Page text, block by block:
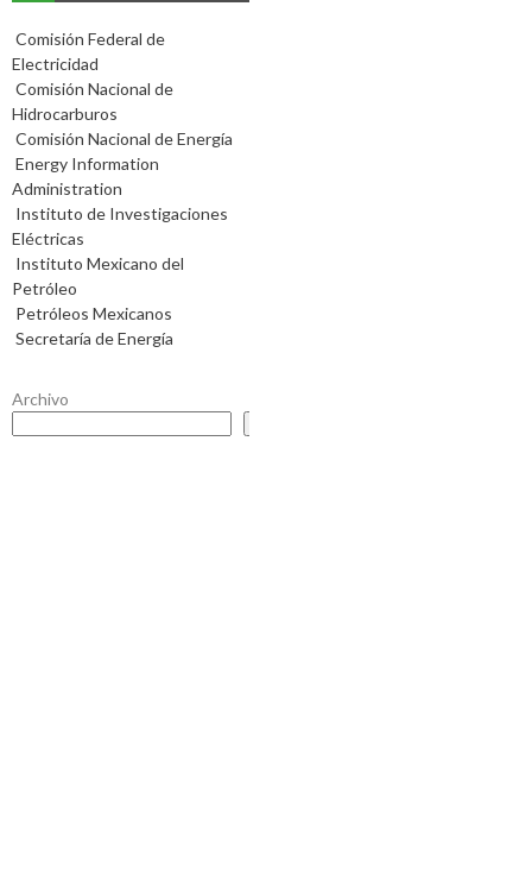
Comisión Federal de
Electricidad
Comisión Nacional de
Hidrocarburos
Comisión Nacional de Energía
Energy Information
Administration
Instituto de Investigaciones
Eléctricas
Instituto Mexicano del
Petróleo
Petróleos Mexicanos
Secretaría de Energía
Archivo